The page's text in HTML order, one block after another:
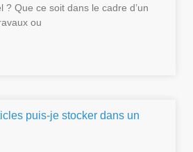
? Que ce soit dans le cadre d’un
ou